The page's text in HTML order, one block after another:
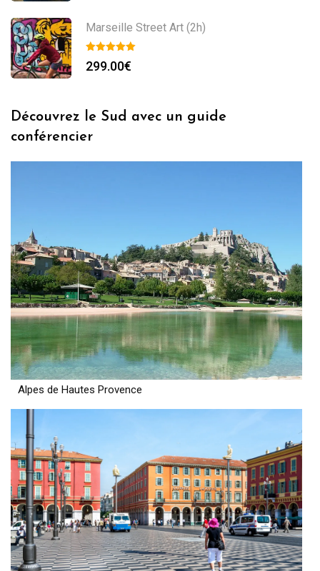
Marseille Street Art (2h)
299.00€
Découvrez le Sud avec un guide
conférencier
Alpes de Hautes Provence